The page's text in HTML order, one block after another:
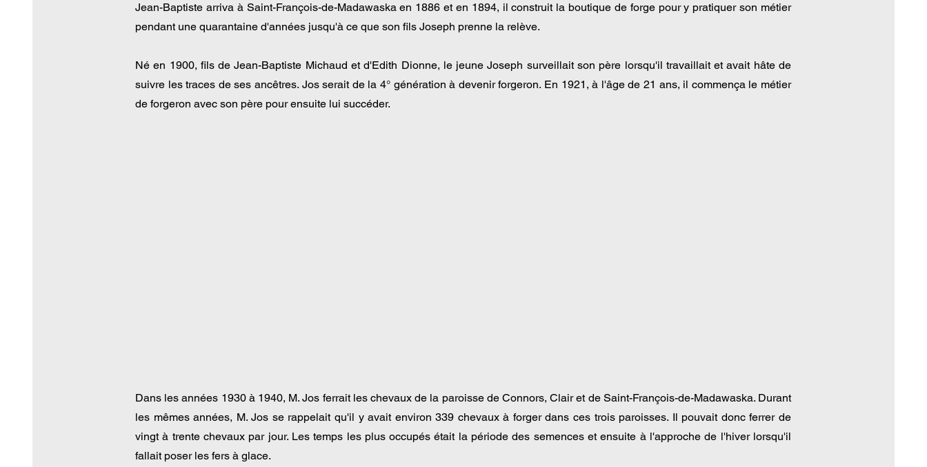
Jean-Baptiste arriva à Saint-François-de-Madawaska en 1886 et en 1894, il construit la boutique de forge pour y pratiquer son métier
pendant une quarantaine d'années jusqu'à ce que son fils Joseph prenne la relève.
Né en 1900, fils de Jean-Baptiste Michaud et d'Edith Dionne, le jeune Joseph surveillait son père lorsqu'il travaillait et avait hâte de
suivre les traces de ses ancêtres. Jos serait de la 4° génération à devenir forgeron. En 1921, à l'âge de 21 ans, il commença le métier
de forgeron avec son père pour ensuite lui succéder.
Dans les années 1930 à 1940, M. Jos ferrait les chevaux de la paroisse de Connors, Clair et de Saint-François-de-Madawaska. Durant
les mêmes années, M. Jos se rappelait qu'il y avait environ 339 chevaux à forger dans ces trois paroisses. Il pouvait donc ferrer de
vingt à trente chevaux par jour. Les temps les plus occupés était la période des semences et ensuite à l'approche de l'hiver lorsqu'il
fallait poser les fers à glace.